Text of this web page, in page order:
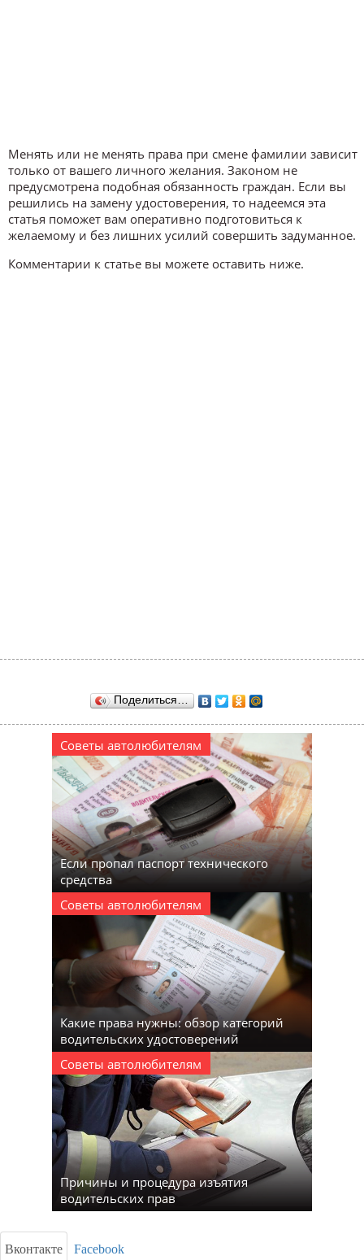
Менять или не менять права при смене фамилии зависит
только от вашего личного желания. Законом не
предусмотрена подобная обязанность граждан. Если вы
решились на замену удостоверения, то надеемся эта
статья поможет вам оперативно подготовиться к
желаемому и без лишних усилий совершить задуманное.
Комментарии к статье вы можете оставить ниже.
Поделиться…
Советы автолюбителям
Если пропал паспорт технического
средства
Советы автолюбителям
Какие права нужны: обзор категорий
водительских удостоверений
Советы автолюбителям
Причины и процедура изъятия
водительских прав
Вконтакте Facebook